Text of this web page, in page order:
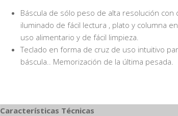
Báscula de sólo peso de alta resolución con
iluminado de fácil lectura , plato y columna
uso alimentario y de fácil limpieza.
Teclado en forma de cruz de uso intuitivo
báscula.. Memorización de la última pesada.
Características Técnicas